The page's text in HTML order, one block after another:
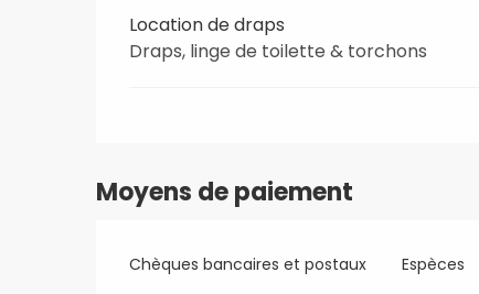
Location de draps
Draps, linge de toilette & torchons
Moyens de paiement
Chèques bancaires et postaux Espèces